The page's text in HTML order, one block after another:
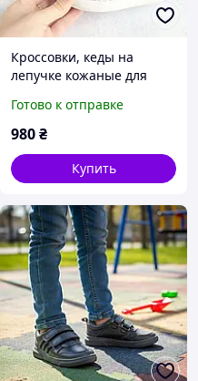
Кроссовки, кеды на
лепучке кожаные для
кожаная с супинатором
Размер 21
Готово к отправке
980₴
Купить